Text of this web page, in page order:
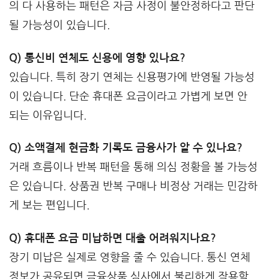
의 다 사용하는 패턴은 자금 사정이 불안정하다고 판단
될 가능성이 있습니다.
Q) 통신비 연체도 신용에 영향 있나요?
있습니다. 특히 장기 연체는 신용평가에 반영될 가능성
이 있습니다. 단순 휴대폰 요금이라고 가볍게 보면 안
되는 이유입니다.
Q) 소액결제 현금화 기록도 금융사가 알 수 있나요?
거래 흐름이나 반복 패턴을 통해 의심 정황을 볼 가능성
은 있습니다. 상품권 반복 구매나 비정상 거래는 민감하
게 보는 편입니다.
Q) 휴대폰 요금 미납하면 대출 어려워지나요?
장기 미납은 실제로 영향을 줄 수 있습니다. 통신 연체
정보가 공유되면 금융상품 심사에서 불리하게 작용할